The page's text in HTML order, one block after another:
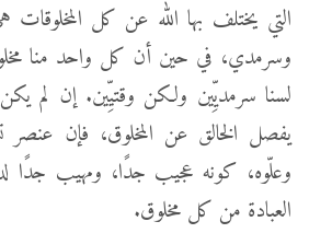
التي يختلف بها الله عن كل المخلوقات
وسرمدي، في حين أن كل واحد منا
لسنا سرمديِّين ولكن وقتيِّين. إن لم
يفصل الخالق عن المخلوق، فإن عنصر
وعلّوه، كونه عجيب جدًا، ومهيب جدًا
العبادة من كل مخلوق.